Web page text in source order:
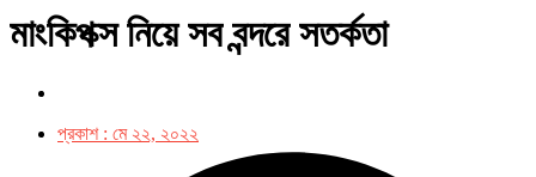
মাংকিপক্স নিয়ে সব বন্দরে সতর্কতা
প্রকাশ : মে ২২, ২০২২